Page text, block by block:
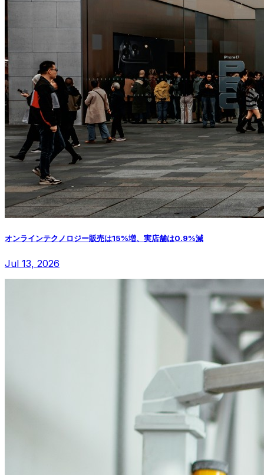
オンラインテクノロジー販売は15%増、実店舗は0.9%減
Jul 13, 2026